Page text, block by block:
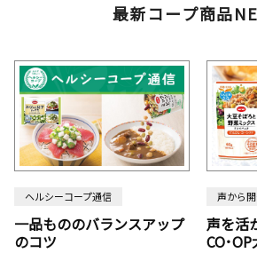
最新コープ商品
ヘルシーコープ通信
一品もののバランスアップ
のコツ
声から
声を活
CO･